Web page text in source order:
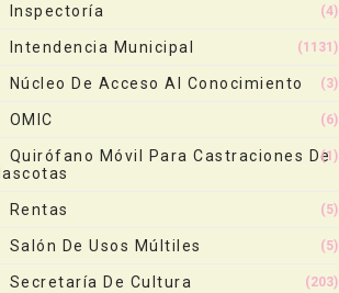
Inspectoría (4)
Intendencia Municipal (1131)
Núcleo De Acceso Al Conocimiento (3)
OMIC (6)
Quirófano Móvil Para Castraciones De(1)
Rentas (5)
Salón De Usos Múltiles (5)
Secretaría De Cultura (203)